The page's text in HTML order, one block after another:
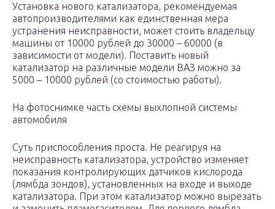
Установка нового катализатора, рекомендуемая
автопроизводителями как единственная мера
устранения неисправности, может стоить владельцу
машины от 10000 рублей до 30000 – 60000 (в
зависимости от модели). Поставить новый
катализатор на различные модели ВАЗ можно за
5000 – 10000 рублей (со стоимостью работы).
На фотоснимке часть схемы выхлопной системы
автомобиля
Суть приспособления проста. Не реагируя на
неисправность катализатора, устройство изменяет
показания контролирующих датчиков кислорода
(лямбда зондов), установленных на входе и выходе
катализатора. При этом катализатор можно вырезать